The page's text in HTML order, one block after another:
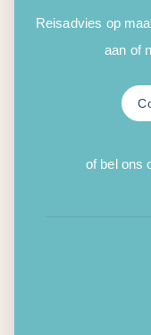
Reisadvies op
aan of
of bel ons